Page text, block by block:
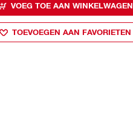
VOEG TOE AAN WINKELWAGEN
TOEVOEGEN AAN FAVORIETEN